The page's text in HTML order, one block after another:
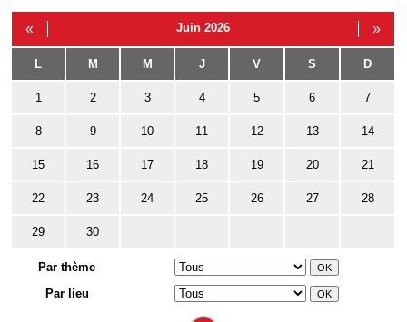
« Juin 2026 »
L M M J V S D
1 2 3 4 5 6 7
8 9 10 11 12 13 14
15 16 17 18 19 20 21
22 23 24 25 26 27 28
29 30
Par thème
Par lieu